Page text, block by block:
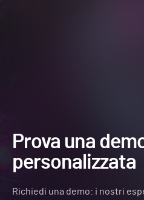
Prova una
personalizzata
Richiedi una demo: i nostri